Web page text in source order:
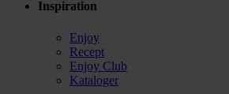
Inspiration
Enjoy
Recept
Enjoy Club
Kataloger